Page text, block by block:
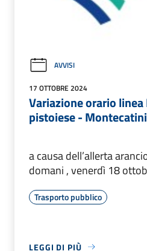
AVVISI
17 OTTOBRE 2024
Variazione orario linea
pistoiese - Montecatini
a causa dell’allerta
domani , venerdì 18
Trasporto pubblico
LEGGI DI PIÙ